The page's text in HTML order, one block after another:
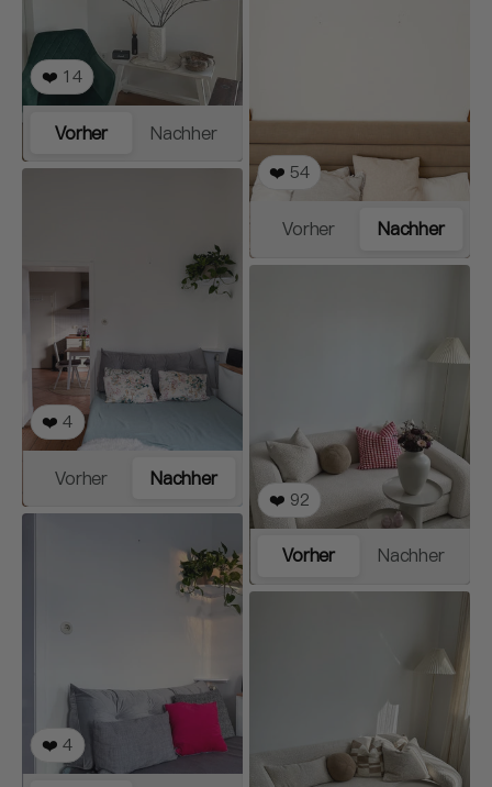
❤️ 14
Vorher Nachher
❤️4
Vorher Nachher
❤️4
❤️ 54
Vorher Nachher
❤️ 92
Vorher Nachher